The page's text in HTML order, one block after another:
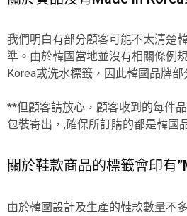
我們明白有部分顧客可能不太清楚
準。由於韓國當地並沒有相關條例
Korea或洗水標籤，因此韓國品牌
**但顧客請放心，顧客收到的每件
包裝寄出，,確保所訂購的都是韓國
關於鞋款商品的標籤會印有
由於韓國設計及生產的鞋款數量不